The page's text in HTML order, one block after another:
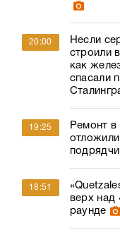
20:00
Несли
строили
как
спасали
19:25
Ремонт в
отложили
18:51
верх над
раунде